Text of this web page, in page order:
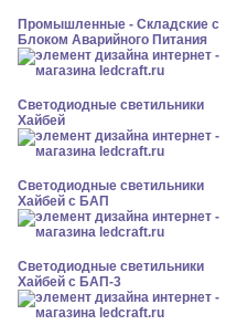
Промышленные - Складские с
Блоком Аварийного Питания
Светодиодные светильники
Хайбей
Светодиодные светильники
Хайбей с БАП
Светодиодные светильники
Хайбей с БАП-3